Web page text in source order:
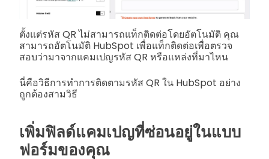
ตั้งแต่รหัส QR ไม่สามารถแท็กติดต่อโดยอัตโนมัติ คุณ
สามารถอัตโนมัติ HubSpot เพื่อแท็กติดต่อเพื่อตรวจ
สอบว่ามาจากแคมเปญรหัส QR หรือแหล่งที่มาไหน
นี่คือวิธีการทำการติดตามรหัส QR ใน HubSpot อย่าง
ถูกต้องสามวิธี
เพิ่มฟิลด์แคมเปญที่ซ่อนอยู่ในแบบ
ฟอร์มของคุณ